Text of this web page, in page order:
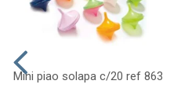
Mini piao solapa c/20 ref 863